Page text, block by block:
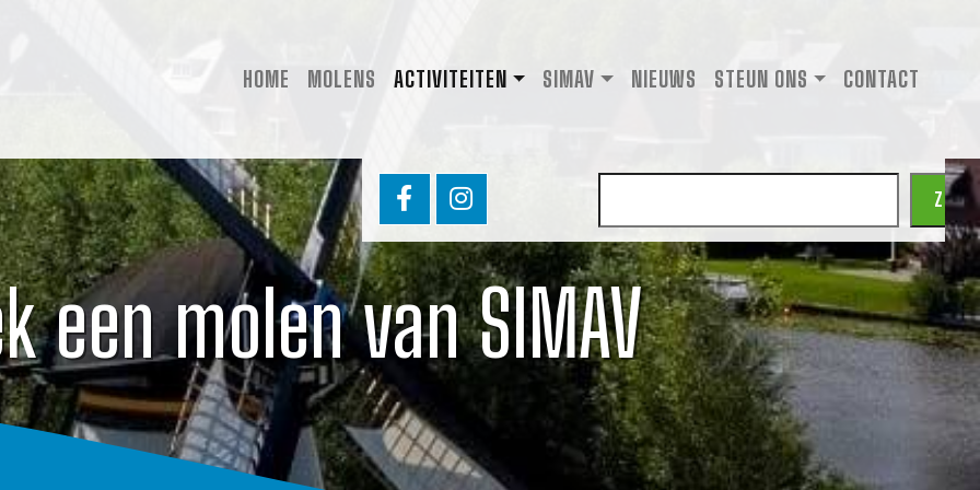
HOME MOLENS ACTIVITEITEN SIMAV NIEUWS STEUN ONS CONTACT
een molen van SIMAV